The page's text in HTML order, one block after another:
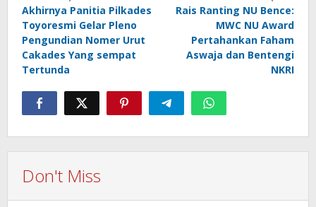
navigation
Akhirnya Panitia Pilkades
Toyoresmi Gelar Pleno
Pengundian Nomer Urut
Cakades Yang sempat
Tertunda
Rais Ranting NU Bence:
MWC NU Award
Pertahankan Faham
Aswaja dan Bentengi
NKRI
Don't Miss